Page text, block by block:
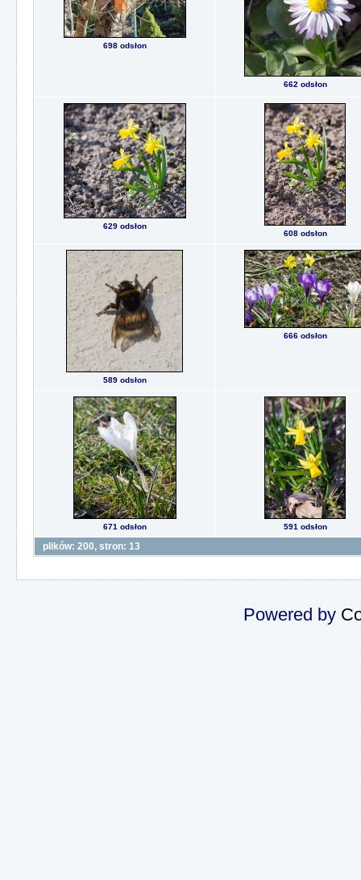
698 odsłon
662 odsłon
629 odsłon
608 odsłon
589 odsłon
666 odsłon
671 odsłon 591 odsłon
plików: 200, stron: 13
Powered by